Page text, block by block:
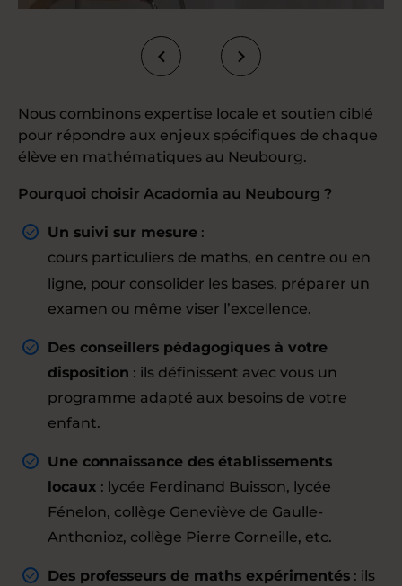
Nous combinons expertise locale et soutien ciblé
pour répondre aux enjeux spécifiques de chaque
élève en mathématiques au Neubourg.
Pourquoi choisir Acadomia au Neubourg ?
Un suivi sur mesure :
cours particuliers de maths, en centre ou en
ligne, pour consolider les bases, préparer un
examen ou même viser l’excellence.
Des conseillers pédagogiques à votre
disposition : ils définissent avec vous un
programme adapté aux besoins de votre
enfant.
Une connaissance des établissements
locaux : lycée Ferdinand Buisson, lycée
Fénelon, collège Geneviève de Gaulle-
Anthonioz, collège Pierre Corneille, etc.
Des professeurs de maths expérimentés : ils